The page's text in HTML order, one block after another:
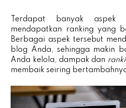
Terdapat banyak
mendapatkan ranking yang
Berbagai aspek tersebut
blog Anda, sehingga makin
Anda kelola, dampak dan
membaik seiring